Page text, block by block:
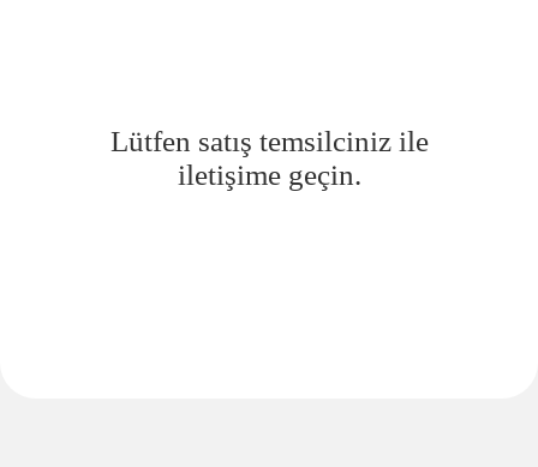
Lütfen satış temsilciniz ile
iletişime geçin.